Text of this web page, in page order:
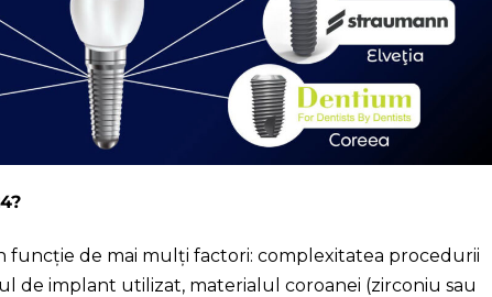
de mai mulți factori: complexitatea procedurii
de implant utilizat, materialul coroanei (zirconiu sau